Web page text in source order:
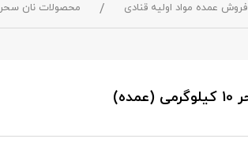
فروش عمده مواد اولیه قنادی محصولات نان سحر